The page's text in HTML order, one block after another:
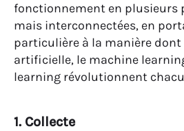
fonctionnement en plusieurs
mais interconnectées, en
particulière à la manière dont
artificielle, le machine
learning révolutionnent
1. Collecte